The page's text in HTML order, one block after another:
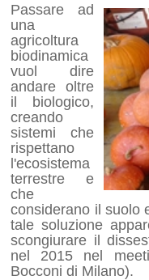
Passare ad
una
agricoltura
biodinamica
vuol dire
andare oltre
il biologico,
creando
sistemi che
rispettano
l'ecosistema
terrestre e
che
considerano il suolo
tale soluzione
scongiurare il
nel 2015 nel
Bocconi di Milano).